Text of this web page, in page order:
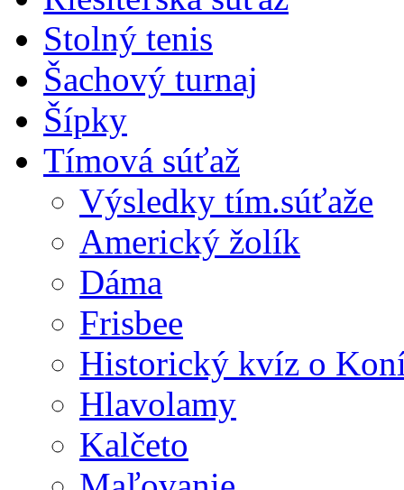
Stolný tenis
Šachový turnaj
Šípky
Tímová súťaž
Výsledky tím.súťaže
Americký žolík
Dáma
Frisbee
Historický kvíz o
Hlavolamy
Kalčeto